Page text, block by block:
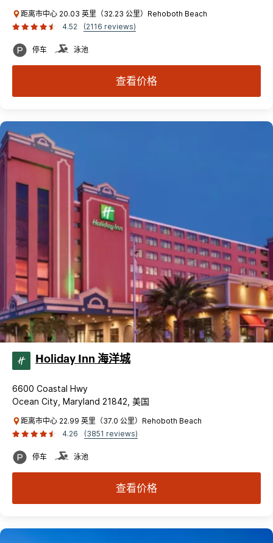
距离市中心 20.03 英里（32.23 公里）Rehoboth Beach
4.52
(2116 reviews)
停车 泳池
查看价格
Holiday Inn 海洋城
6600 Coastal Hwy
Ocean City, Maryland 21842, 美国
距离市中心 22.99 英里（37.0 公里）Rehoboth Beach
4.26
(3851 reviews)
停车 泳池
查看价格